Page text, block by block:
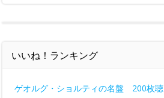
いいね！ランキング
ゲオルグ・ショルティの名盤 200枚聴